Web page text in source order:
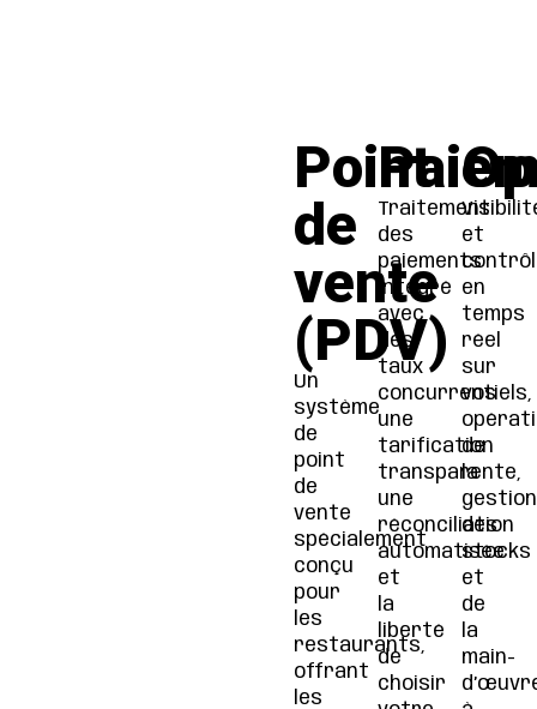
Point
de
vente
(PDV)
Un
système
de
point
de
vente
spécialement
conçu
pour
les
restaurants,
offrant
les
Traitement
des
paiements
intégré
avec
des
taux
concurrentiels,
une
tarification
transparente,
une
réconciliation
automatisée
et
la
liberté
de
choisir
et
en
temps
réel
sur
vos
de
la
gestion
des
stocks
et
de
la
main-